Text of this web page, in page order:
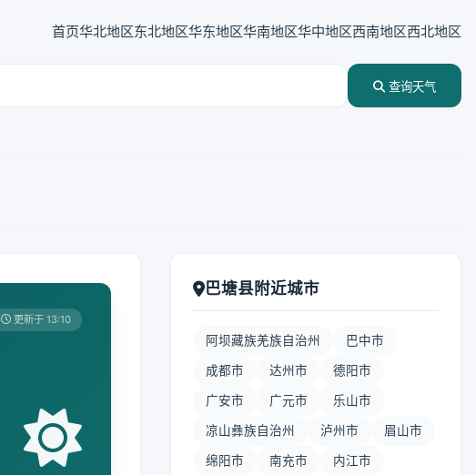
首页华北地区东北地区华东地区华南地区华中地区西南地区西北地区
查询天气
更新于 13:10
巴塘县附近城市
阿坝藏族羌族自治州 巴中市
成都市 达州市 德阳市
广安市 广元市 乐山市
凉山彝族自治州 泸州市 眉山市
绵阳市 南充市 内江市